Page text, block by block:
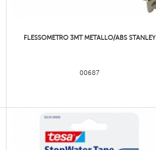
FLESSOMETRO 3MT METALLO/ABS STANLEY
00687